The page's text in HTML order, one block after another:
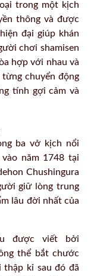
trong một kịch
thông và được
đại giúp khán
chơi shamisen
hợp với nhau và
chuyển động
tính gợi cảm và
ba vở kịch nổi
năm 1748 tại
Chushingura
giữ lòng trung
lâu đời nhất của
được viết bởi
thể bắt chước
thập kỉ sau đó đã